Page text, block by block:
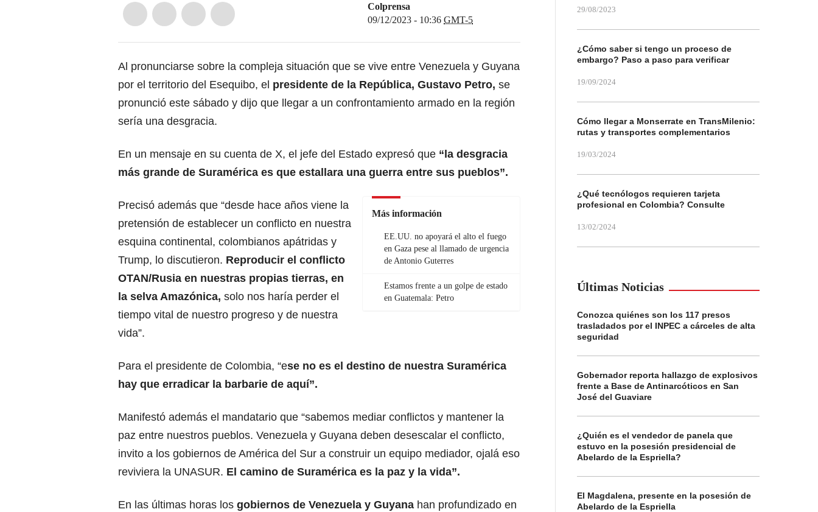
Colprensa
09/12/2023 - 10:36 GMT-5
Al pronunciarse sobre la compleja situación que se vive entre Venezuela y Guyana
por el territorio del Esequibo, el presidente de la República, Gustavo Petro, se
pronunció este sábado y dijo que llegar a un confrontamiento armado en la región
sería una desgracia.
En un mensaje en su cuenta de X, el jefe del Estado expresó que “la desgracia
más grande de Suramérica es que estallara una guerra entre sus pueblos”.
Más información
EE.UU. no apoyará el alto el fuego
en Gaza pese al llamado de urgencia
de Antonio Guterres
Estamos frente a un golpe de estado
en Guatemala: Petro
Precisó además que “desde hace años viene la
pretensión de establecer un conflicto en nuestra
esquina continental, colombianos apátridas y
Trump, lo discutieron. Reproducir el conflicto
OTAN/Rusia en nuestras propias tierras, en
la selva Amazónica, solo nos haría perder el
tiempo vital de nuestro progreso y de nuestra
vida”.
Para el presidente de Colombia, “ese no es el destino de nuestra Suramérica
hay que erradicar la barbarie de aquí”.
Manifestó además el mandatario que “sabemos mediar conflictos y mantener la
paz entre nuestros pueblos. Venezuela y Guyana deben desescalar el conflicto,
invito a los gobiernos de América del Sur a construir un equipo mediador, ojalá eso
reviviera la UNASUR. El camino de Suramérica es la paz y la vida”.
En las últimas horas los gobiernos de Venezuela y Guyana han profundizado en
29/08/2023
¿Cómo saber si tengo un proceso de
embargo? Paso a paso para verificar
19/09/2024
Cómo llegar a Monserrate en TransMilenio:
rutas y transportes complementarios
19/03/2024
¿Qué tecnólogos requieren tarjeta
profesional en Colombia? Consulte
13/02/2024
Últimas Noticias
Conozca quiénes son los 117 presos
trasladados por el INPEC a cárceles de alta
seguridad
Gobernador reporta hallazgo de explosivos
frente a Base de Antinarcóticos en San
José del Guaviare
¿Quién es el vendedor de panela que
estuvo en la posesión presidencial de
Abelardo de la Espriella?
El Magdalena, presente en la posesión de
Abelardo de la Espriella